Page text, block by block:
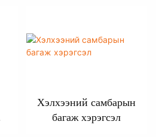
Хэлхээний самбарын
багаж хэрэгсэл